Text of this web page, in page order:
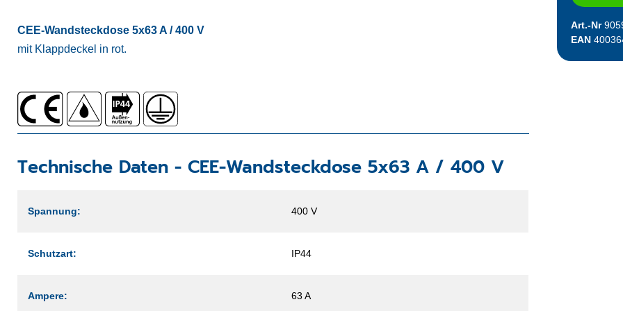
CEE-Wandsteckdose 5x63 A / 400 V
mit Klappdeckel in rot.
Technische Daten - CEE-Wandsteckdose 5x63 A / 400 V
Spannung: 400 V
Schutzart: IP44
Ampere: 63 A
Art.-Nr
EAN